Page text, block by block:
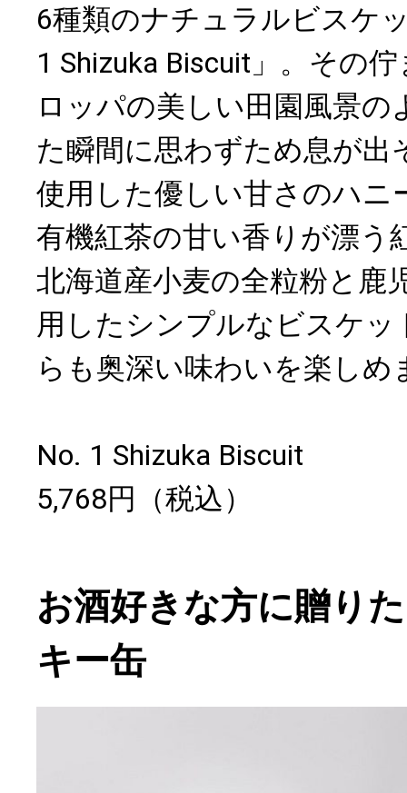
6種類のナチュラルビスケ
1 Shizuka Biscuit」。その
ロッパの美しい田園風景の
た瞬間に思わずため息が出
使用した優しい甘さのハニ
有機紅茶の甘い香りが漂う
北海道産小麦の全粒粉と鹿
用したシンプルなビスケッ
らも奥深い味わいを楽しめ
No. 1 Shizuka Biscuit
5,768円（税込）
お酒好きな方に贈り
キー缶